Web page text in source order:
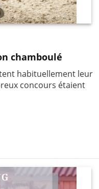
chamboulé
habituellement leur
concours étaient